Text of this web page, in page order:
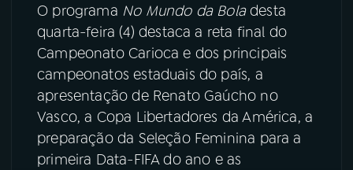
08FESTIVAL DE MÚSICA
ACOMPANHE A RÁDIO NACIONAL
O programa No Mundo da Boladesta
quarta-feira (4) destaca a reta final do
Campeonato Carioca e dos principais
campeonatos estaduais do país, a
apresentação de Renato Gaúcho no
Vasco, a Copa Libertadores da América, a
preparação da Seleção Feminina para a
primeira Data-FIFA do ano e as